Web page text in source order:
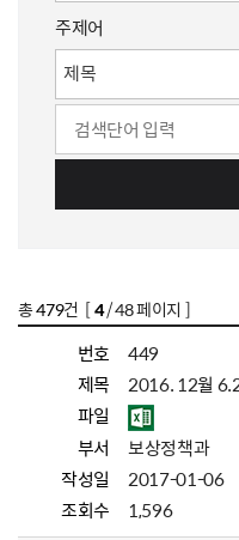
주제어
총479건 [4/ 48 페이지 ]
번호
449
제목
2016. 12월
파일
부서
보상정책과
작성일
2017-01-06
조회수
1,596